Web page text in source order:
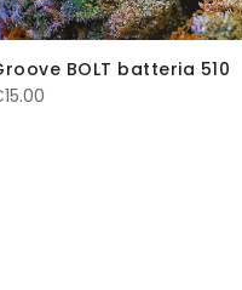
BOLT batteria 510
15.00